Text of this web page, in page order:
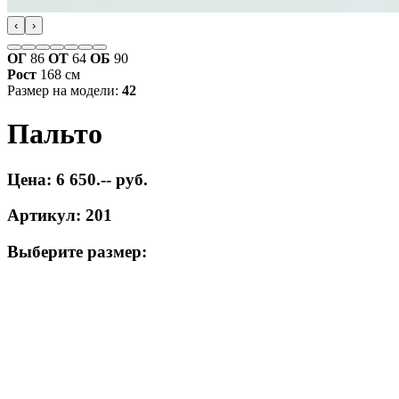
‹ ›
ОГ 86 ОТ 64 ОБ 90
Рост 168 см
Размер на модели: 42
Пальто
Цена: 6 650.-- руб.
Артикул: 201
Выберите размер: